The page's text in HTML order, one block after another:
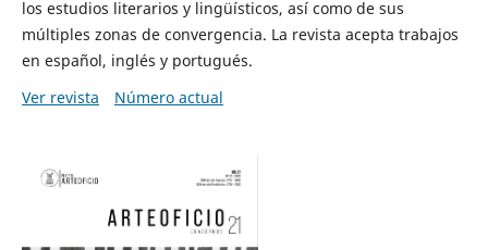
los estudios literarios y lingüísticos, así como de sus
múltiples zonas de convergencia. La revista acepta trabajos
en español, inglés y portugués.
Ver revista
Número actual